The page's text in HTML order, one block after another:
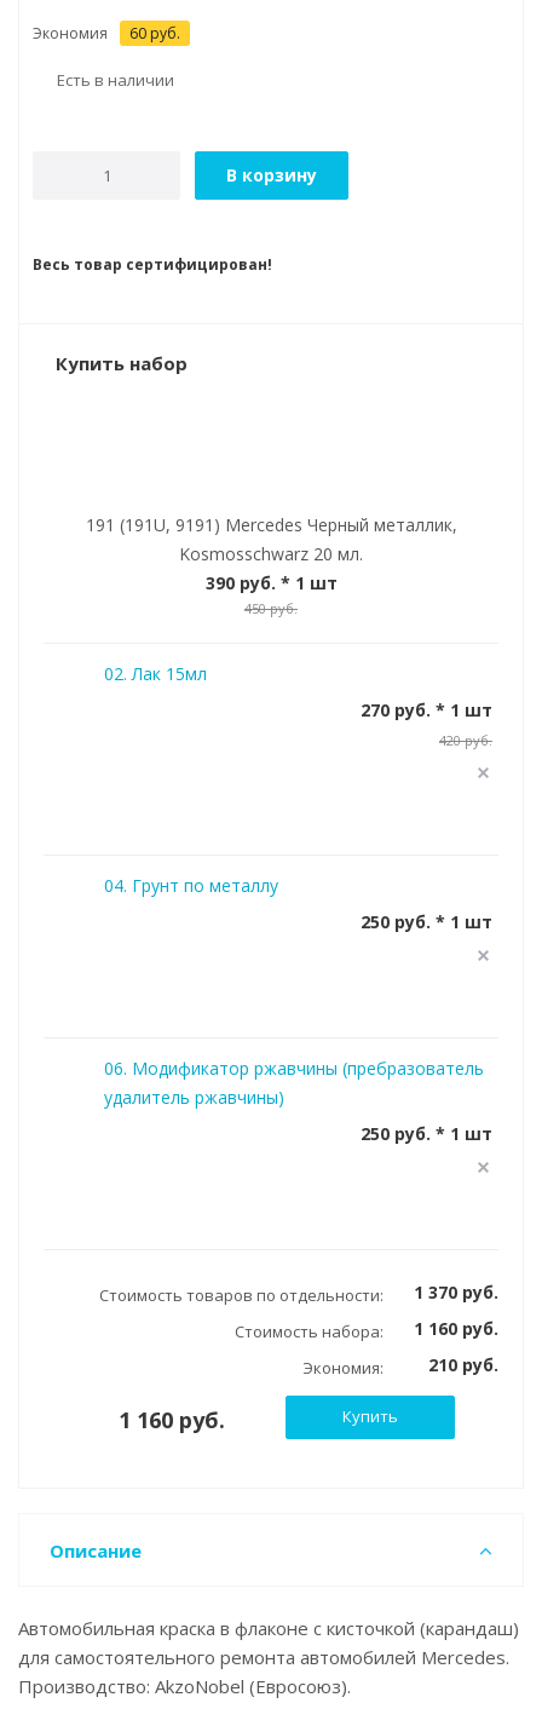
Экономия 60 руб.
Есть в наличии
В корзину
Весь товар сертифицирован!
Купить набор
191 (191U, 9191) Mercedes Черный металлик,
Kosmosschwarz 20 мл.
390 руб. * 1 шт
450 руб.
02. Лак 15мл
270 руб. * 1 шт
420 руб.
04. Грунт по металлу
250 руб. * 1 шт
06. Модификатор ржавчины (пребразователь
удалитель ржавчины)
250 руб. * 1 шт
Стоимость товаров по отдельности: 1 370 руб.
Стоимость набора: 1 160 руб.
Экономия: 210 руб.
1 160 руб. Купить
Описание
Автомобильная краска в флаконе с кисточкой (карандаш)
для самостоятельного ремонта автомобилей Mercedes.
Производство: AkzoNobel (Евросоюз).